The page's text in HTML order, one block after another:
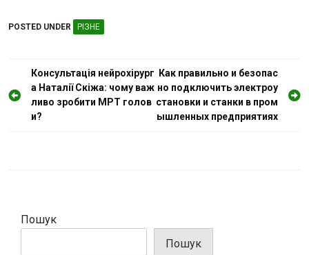
POSTED UNDER РІЗНЕ
а
Консультація нейрохірург
а Наталії Скіжа: чому важ
ливо зробити МРТ голов
и?
Как правильно и безопас
но подключить электроу
становки и станки в пром
ышленных предприятиях
Пошук
Пошук